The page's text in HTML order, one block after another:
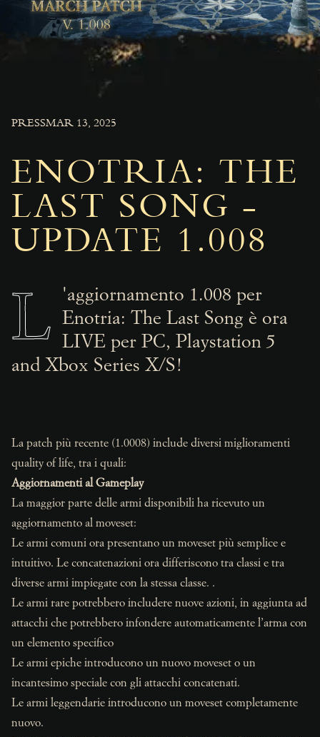
PRESSMAR 13, 2025
ENOTRIA: THE
LAST SONG -
UPDATE 1.008
L
'aggiornamento 1.008 per
Enotria: The Last Song è ora
LIVE per PC, Playstation 5
and Xbox Series X/S!
La patch più recente (1.0008) include diversi miglioramenti
quality of life, tra i quali:
Aggiornamenti al Gameplay
La maggior parte delle armi disponibili ha ricevuto un
aggiornamento al moveset:
Le armi comuni ora presentano un moveset più semplice e
intuitivo. Le concatenazioni ora differiscono tra classi e tra
diverse armi impiegate con la stessa classe. .
Le armi rare potrebbero includere nuove azioni, in aggiunta ad
attacchi che potrebbero infondere automaticamente l’arma con
un elemento specifico
Le armi epiche introducono un nuovo moveset o un
incantesimo speciale con gli attacchi concatenati.
Le armi leggendarie introducono un moveset completamente
nuovo.